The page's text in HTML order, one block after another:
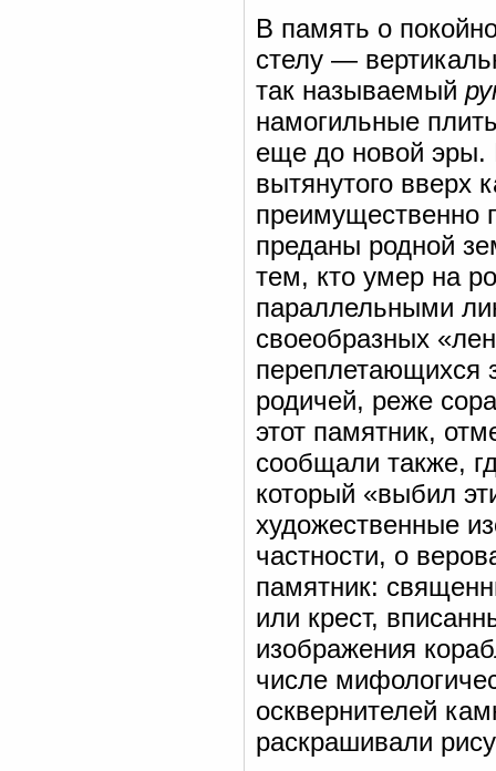
В память о
стелу —
так называемый
намогильные
еще до новой эры.
вытянутого
преимущественно
преданы родной
тем, кто умер на
параллельными
своеобразных
переплетающихся
родичей, реже
этот памятник,
сообщали также,
который «выбил
художественные
частности, о
памятник:
или крест,
изображения
числе
осквернителей
раскрашивали